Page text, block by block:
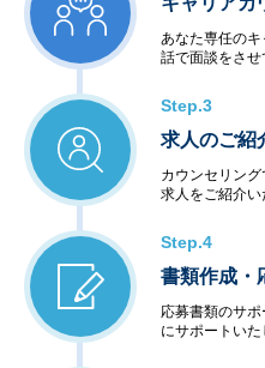
あなた専任の
話で面談をさせ
Step.3
求人のご紹
カウンセリン
求人をご紹介い
Step.4
書類作成・
応募書類のサ
にサポートいた